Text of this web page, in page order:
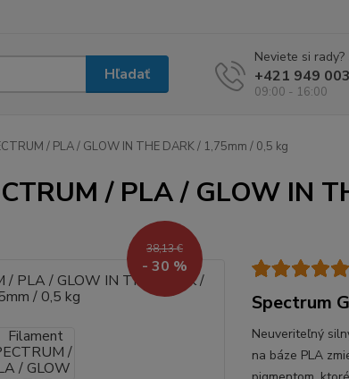
Hľadať
Neviete si
+421 949
09:00 - 16:00
/ PLA / GLOW IN THE DARK / 1,75mm / 0,5 kg
/ PLA / GLOW IN
38,13 €
- 30 %
Spectrum
Neuveriteľný
na báze PLA